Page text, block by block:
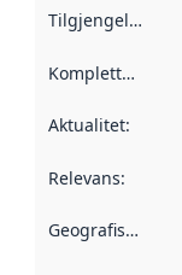
Tilgjengelighet
Kompletthet
Aktualitet:
Relevans:
Geografisk avgrensning